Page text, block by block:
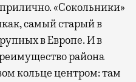
«Сокольники»
самый старый в
в Европе. И в
района
кольце центром: там